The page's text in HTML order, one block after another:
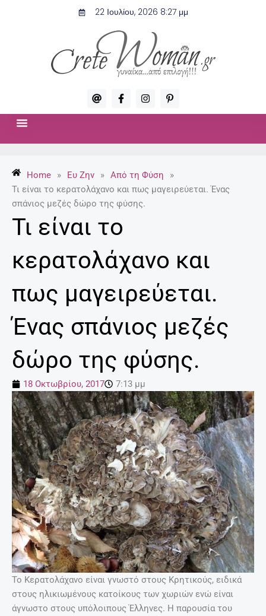
22 Ιουλίου, 2026 8:27 μμ
A
t
F
a
c
f
I
n
s
m
P
i
n
-
p
Home » Ευ Ζην » Από τη Φύση
»
Τι είναι το κερατολάχανο και πως μαγειρεύεται. Ένας
σπάνιος μεζές δώρο της φύσης.
Τι είναι το
κερατολάχανο και
πως μαγειρεύεται.
Ένας σπάνιος μεζές
δώρο της φύσης.
18 Οκτωβρίου, 2017 7:13 μμ
Το Κερατολάχανο είναι γνωστό στους Κρητικούς, ειδικά
στους ηλικιωμένους κατοίκους των χωριών ενώ είναι
άγνωστο στους υπόλοιπους Έλληνες. Η παρουσία του